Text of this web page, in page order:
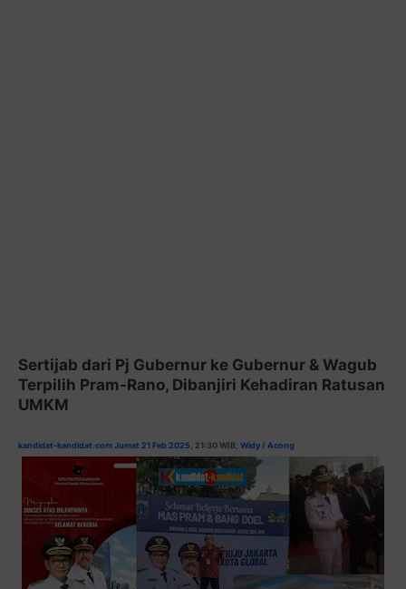
Sertijab dari Pj Gubernur ke Gubernur & Wagub
Terpilih Pram-Rano, Dibanjiri Kehadiran Ratusan
UMKM
kandidat-kandidat.com Jumat 21 Feb 2025 , 21:30 WIB, Widy / Acong